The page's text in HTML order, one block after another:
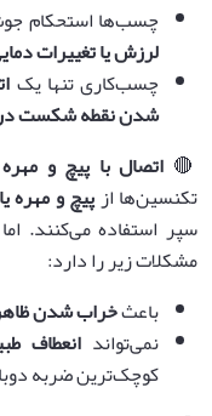
چسب‌ها استحکام
لرزش یا تغییرات
چسب‌کاری تنها یک
شدن نقطه شکست
🔴 اتصال با پیچ و
تکنسین‌ها ازپیچ و مهره
سپر استفاده می‌کنند.
مشکلات زیر را دارد:
باعثخراب شدن
نمی‌تواندانعطاف
کوچک‌ترین ضربه